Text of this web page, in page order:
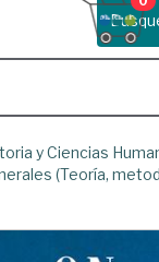
y Ciencias
(Teoría,